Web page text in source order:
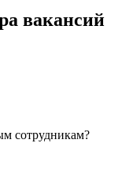
вакансий
сотрудникам?